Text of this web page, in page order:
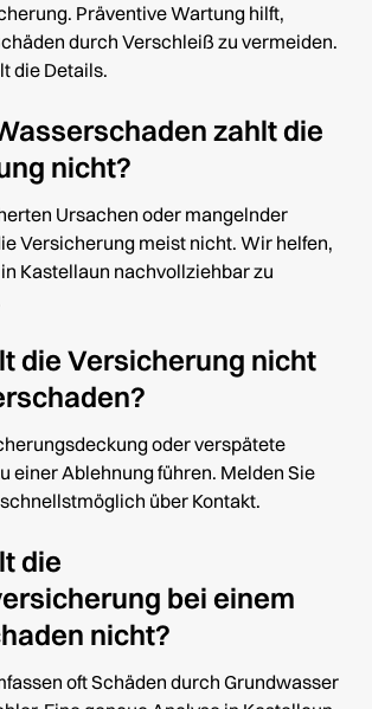
Präventive Wartung hilft,
durch Verschleiß zu vermeiden.
die Details.
zahlt die
nicht?
Ursachen oder mangelnder
Versicherung meist nicht. Wir helfen,
Kastellaun nachvollziehbar zu
die Versicherung nicht
oder verspätete
einer Ablehnung führen. Melden Sie
über Kontakt.
die
bei einem
nicht?
oft Schäden durch Grundwasser